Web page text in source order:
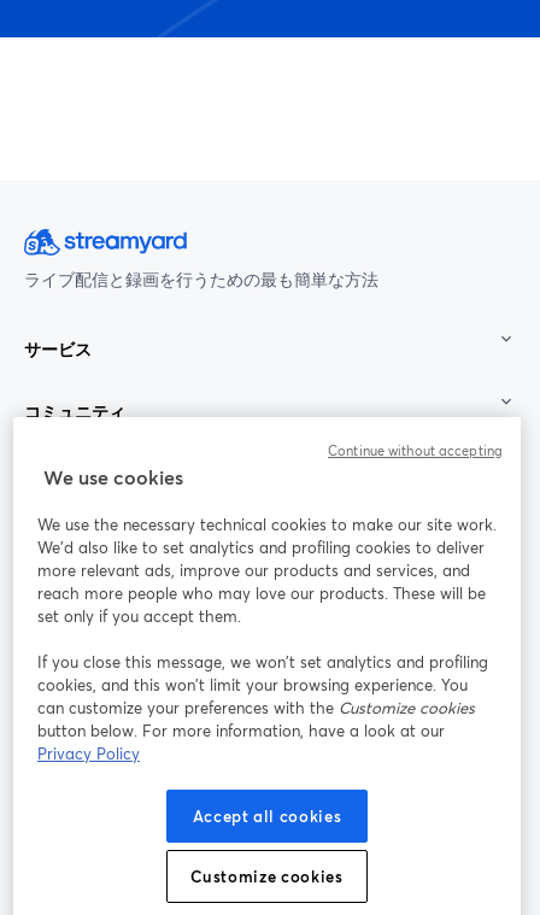
ライブ配信と録画を行うための最も簡単な方法
サービス
コミュニティ
StreamYard：
参加する
ライ
ンセ
ミナ
ー
Facebook
新しいタブで開く(Twitter)
YouTube
Instagram
新しいタブで開く
LinkedIn
新しいタブで開く
新しいタブで開く
プラットフォーム利用規約
個人情報保護方針 クッキーポリシー
We use cookies
We use the necessary technical cookies to make our site work.
We'd also like to set analytics and profiling cookies to deliver
more relevant ads, improve our products and services, and
reach more people who may love our products. These will be
set only if you accept them.
If you close this message, we won’t set analytics and profiling
cookies, and this won’t limit your browsing experience. You
can customize your preferences with the Customize cookies
button below. For more information, have a look at our
Privacy Policy
Accept all cookies
Customize cookies
Continue without accepting